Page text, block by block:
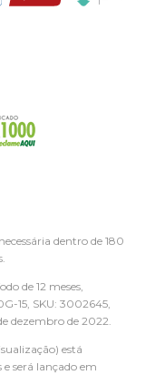
dentro de 180
de 12 meses,
15, SKU: 3002645,
dezembro de 2022.
está
será lançado em